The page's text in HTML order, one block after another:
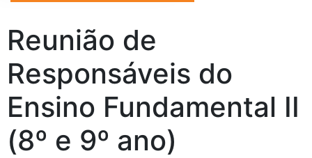
Reunião de
Responsáveis do
Ensino Fundamental II
(8º e 9º ano)